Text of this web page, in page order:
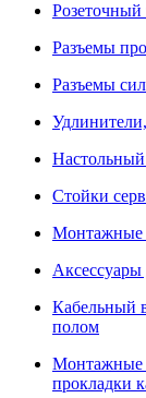
Розеточный
Разъемы
Разъемы
Стойки
Монтажные
Аксессуары
Кабельный
полом
Монтажные
прокладки